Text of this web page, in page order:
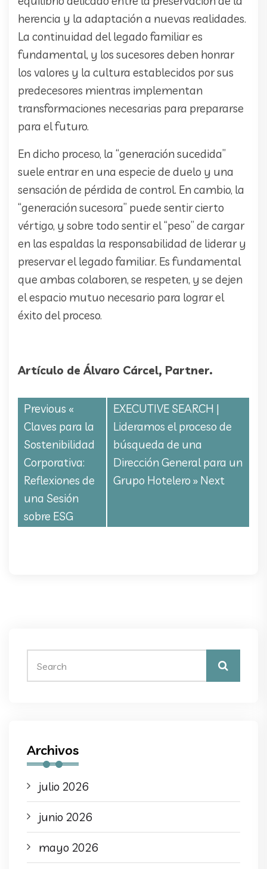
herencia y la adaptación a nuevas realidades.
La continuidad del legado familiar es
fundamental, y los sucesores deben honrar
los valores y la cultura establecidos por sus
predecesores mientras implementan
transformaciones necesarias para prepararse
para el futuro.
En dicho proceso, la “generación sucedida”
suele entrar en una especie de duelo y una
sensación de pérdida de control. En cambio, la
“generación sucesora” puede sentir cierto
vértigo, y sobre todo sentir el “peso” de cargar
en las espaldas la responsabilidad de liderar y
preservar el legado familiar. Es fundamental
que ambas colaboren, se respeten, y se dejen
el espacio mutuo necesario para lograr el
éxito del proceso.
Artículo de Álvaro Cárcel, Partner.
Previous «
Claves para la
Sostenibilidad
Corporativa:
Reflexiones de
una Sesión
sobre ESG
EXECUTIVE SEARCH |
Lideramos el proceso de
búsqueda de una
Dirección General para un
Grupo Hotelero » Next
Archivos
julio 2026
junio 2026
mayo 2026